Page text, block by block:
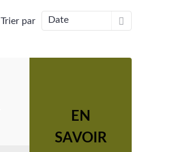
Trier par Date
EN
SAVOIR